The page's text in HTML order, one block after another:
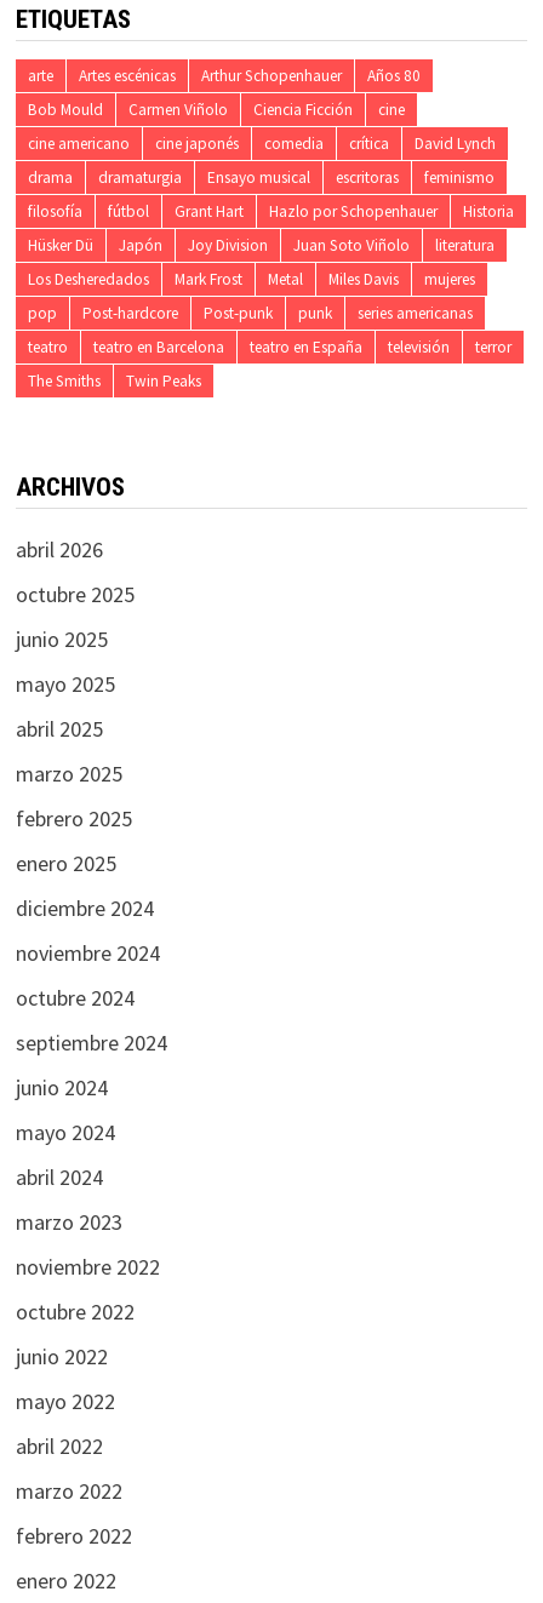
ETIQUETAS
arte Artes escénicas Arthur Schopenhauer
Años 80
Bob Mould
Carmen Viñolo Ciencia Ficción
cine
cine americano
cine japonés comedia crítica
David Lynch
drama
dramaturgia Ensayo musical escritoras
feminismo
filosofía
fútbol Grant Hart Hazlo por Schopenhauer
Historia
Hüsker Dü
Japón Joy Division Juan Soto Viñolo
literatura
Los Desheredados
Mark Frost Metal Miles Davis
mujeres
pop
Post-hardcore Post-punk punk
series americanas
teatro
teatro en Barcelona teatro en España televisión
terror
The Smiths
Twin Peaks
ARCHIVOS
abril 2026
octubre 2025
junio 2025
mayo 2025
abril 2025
marzo 2025
febrero 2025
enero 2025
diciembre 2024
noviembre 2024
octubre 2024
septiembre 2024
junio 2024
mayo 2024
abril 2024
marzo 2023
noviembre 2022
octubre 2022
junio 2022
mayo 2022
abril 2022
marzo 2022
febrero 2022
enero 2022